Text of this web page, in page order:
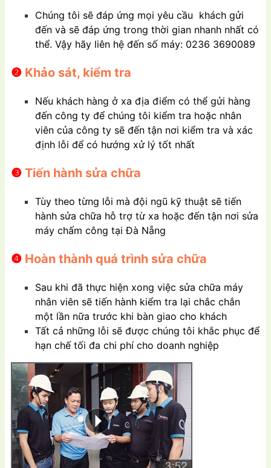
Chúng tôi sẽ đáp ứng mọi yêu cầu khách gửi
đến và sẽ đáp ứng trong thời gian nhanh nhất có
thể. Vậy hãy liên hệ đến số máy: 0236 3690089
❷ Khảo sát, kiểm tra
Nếu khách hàng ở xa địa điểm có thể gửi hàng
đến công ty để chúng tôi kiểm tra hoặc nhân
viên của công ty sẽ đến tận nơi kiểm tra và xác
định lỗi để có hướng xử lý tốt nhất
❸ Tiến hành sửa chữa
Tùy theo từng lỗi mà đội ngũ kỹ thuật sẽ tiến
hành sửa chữa hỗ trợ từ xa hoặc đến tận nơi sửa
máy chấm công tại Đà Nẵng
❹ Hoàn thành quá trình sửa chữa
Sau khi đã thực hiện xong việc sửa chữa máy
nhân viên sẽ tiến hành kiểm tra lại chắc chắn
một lần nữa trước khi bàn giao cho khách
Tất cả những lỗi sẽ được chúng tôi khắc phục để
hạn chế tối đa chi phí cho doanh nghiệp